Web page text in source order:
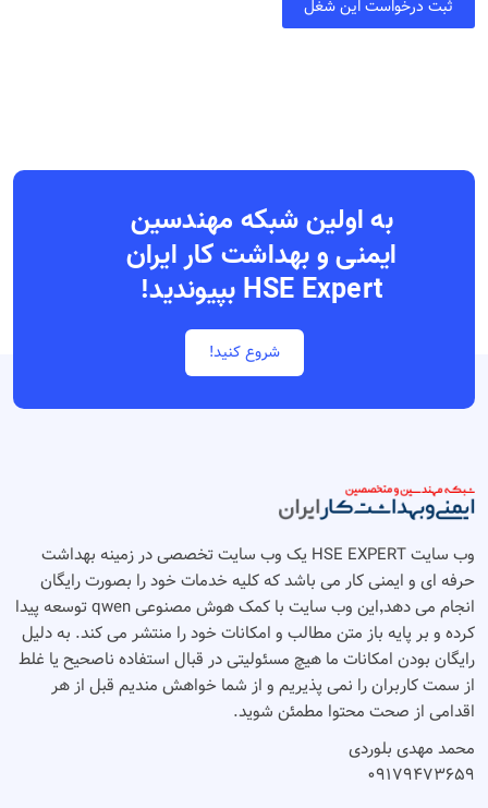
ثبت درخواست این شغل
به اولین شبکه مهندسین
ایمنی و بهداشت کار ایران
HSE Expert بپیوندید!
شروع کنید!
وب سایت HSE EXPERT یک وب سایت تخصصی در زمینه بهداشت
حرفه ای و ایمنی کار می باشد که کلیه خدمات خود را بصورت رایگان
انجام می دهد٬‌این وب سایت با کمک هوش مصنوعی qwen توسعه پیدا
کرده و بر پایه باز متن مطالب و امکانات خود را منتشر می کند. به دلیل
رایگان بودن امکانات ما هیچ مسئولیتی در قبال استفاده ناصحیح یا غلط
از سمت کاربران را نمی پذیریم و از شما خواهش مندیم قبل از هر
اقدامی از صحت محتوا مطمئن شوید.
محمد مهدی بلوردی
۰۹۱۷۹۴۷۳۶۵۹